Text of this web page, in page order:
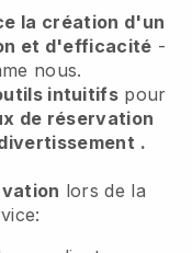
la création d'un
et d'efficacité -
nous.
intuitifs pour
de réservation
.
lors de la